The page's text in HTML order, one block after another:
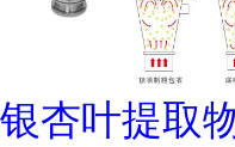
银杏叶提取